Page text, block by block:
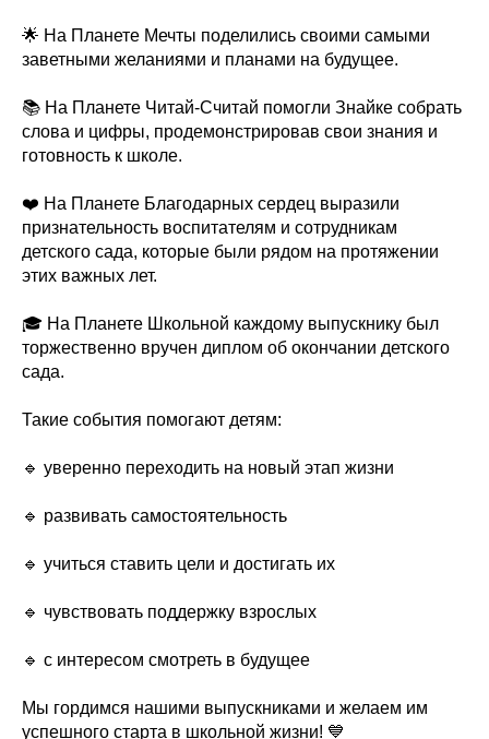
🌟 На Планете Мечты поделились своими самыми
заветными желаниями и планами на будущее.
📚 На Планете Читай-Считай помогли Знайке собрать
слова и цифры, продемонстрировав свои знания и
готовность к школе.
❤️ На Планете Благодарных сердец выразили
признательность воспитателям и сотрудникам
детского сада, которые были рядом на протяжении
этих важных лет.
🎓 На Планете Школьной каждому выпускнику был
торжественно вручен диплом об окончании детского
сада.
Такие события помогают детям:
🔹 уверенно переходить на новый этап жизни
🔹 развивать самостоятельность
🔹 учиться ставить цели и достигать их
🔹 чувствовать поддержку взрослых
🔹 с интересом смотреть в будущее
Мы гордимся нашими выпускниками и желаем им
успешного старта в школьной жизни! 💙